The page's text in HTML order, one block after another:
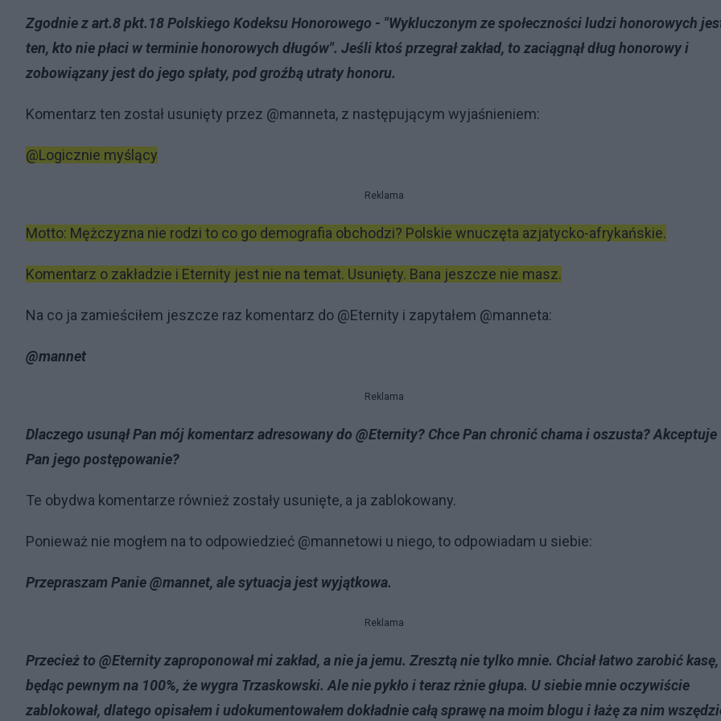
Zgodnie z art.8 pkt.18 Polskiego Kodeksu Honorowego - "Wykluczonym ze społeczności ludzi honorowych
ten, kto nie płaci w terminie honorowych długów". Jeśli ktoś przegrał zakład, to zaciągnął dług honorowy i
zobowiązany jest do jego spłaty, pod groźbą utraty honoru.
Komentarz ten został usunięty przez @manneta, z następującym wyjaśnieniem:
@Logicznie myślący
Reklama
Motto: Mężczyzna nie rodzi to co go demografia obchodzi? Polskie wnuczęta azjatycko-afrykańskie.
Komentarz o zakładzie i Eternity jest nie na temat. Usunięty. Bana jeszcze nie masz.
Na co ja zamieściłem jeszcze raz komentarz do @Eternity i zapytałem @manneta:
@mannet
Reklama
Dlaczego usunął Pan mój komentarz adresowany do @Eternity? Chce Pan chronić chama i oszusta? Akceptuje
Pan jego postępowanie?
Te obydwa komentarze również zostały usunięte, a ja zablokowany.
Ponieważ nie mogłem na to odpowiedzieć @mannetowi u niego, to odpowiadam u siebie:
Przepraszam Panie @mannet, ale sytuacja jest wyjątkowa.
Reklama
Przecież to @Eternity zaproponował mi zakład, a nie ja jemu. Zresztą nie tylko mnie. Chciał łatwo zarobić kasę,
będąc pewnym na 100%, że wygra Trzaskowski. Ale nie pykło i teraz rżnie głupa. U siebie mnie oczywiście
zablokował, dlatego opisałem i udokumentowałem dokładnie całą sprawę na moim blogu i łażę za nim